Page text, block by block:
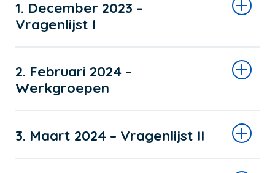
1. December 2023 –
Vragenlijst I
2. Februari 2024 –
Werkgroepen
3. Maart 2024 – Vragenlijst II